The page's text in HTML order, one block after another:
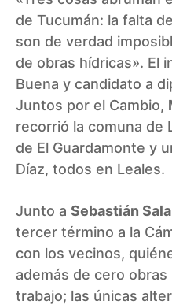
de Tucumán: la falta
son de verdad
de obras hídricas». El
Buena y candidato a
Juntos por el Cambio,
recorrió la comuna de
de El Guardamonte y
Díaz, todos en Leales.
Junto a Sebastián
tercer término a la
con los vecinos,
además de cero
trabajo; las únicas